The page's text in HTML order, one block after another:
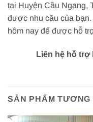
tại Huyện Cầu Ngang,
được nhu cầu của
hôm nay để được hỗ
Liên hệ hỗ trợ
SẢN PHẨM TƯƠNG